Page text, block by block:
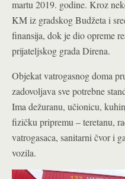
martu 2019. godine. Kroz
KM iz gradskog Budžeta i
finansija, dok je dio opreme
prijateljskog grada Direna.
Objekat vatrogasnog doma
zadovoljava sve potrebne
Ima dežuranu, učionicu,
fizičku pripremu – teretanu,
vatrogasaca, sanitarni čvor i
vozila.